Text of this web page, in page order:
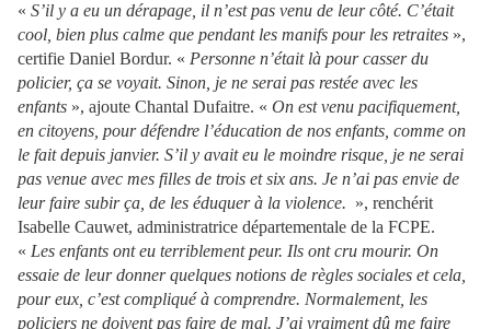
« S’il y a eu un dérapage, il n’est pas venu de leur côté. C’était
cool, bien plus calme que pendant les manifs pour les retraites »,
certifie Daniel Bordur. « Personne n’était là pour casser du
policier, ça se voyait. Sinon, je ne serai pas restée avec les
enfants », ajoute Chantal Dufaitre. « On est venu pacifiquement,
en citoyens, pour défendre l’éducation de nos enfants, comme on
le fait depuis janvier. S’il y avait eu le moindre risque, je ne serai
pas venue avec mes filles de trois et six ans. Je n’ai pas envie de
leur faire subir ça, de les éduquer à la violence. », renchérit
Isabelle Cauwet, administratrice départementale de la FCPE.
« Les enfants ont eu terriblement peur. Ils ont cru mourir. On
essaie de leur donner quelques notions de règles sociales et cela,
pour eux, c’est compliqué à comprendre. Normalement, les
policiers ne doivent pas faire de mal. J’ai vraiment dû me faire